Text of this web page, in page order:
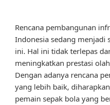
Rencana pembangunan
Indonesia sedang menjadi
ini. Hal ini tidak terlepas
meningkatkan prestasi
Dengan adanya rencana
yang lebih baik,
pemain sepak bola yang